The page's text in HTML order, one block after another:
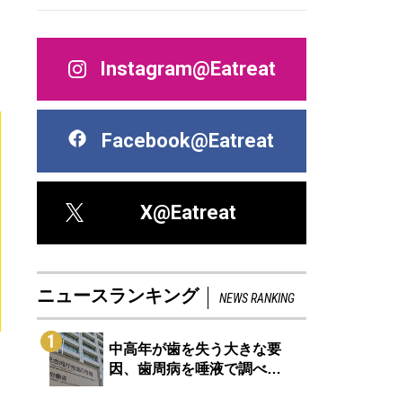
Instagram@Eatreat
Facebook@Eatreat
X@Eatreat
ニュースランキング NEWS RANKING
1
中高年が歯を失う大きな要
因、歯周病を唾液で調べ…